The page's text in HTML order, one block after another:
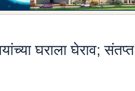
घराला घेराव; संतप्त